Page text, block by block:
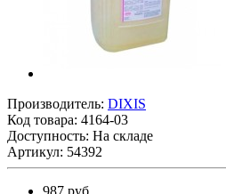
Производитель: DIXIS
Код товара: 4164-03
Доступность: На складе
Артикул: 54392
987 руб